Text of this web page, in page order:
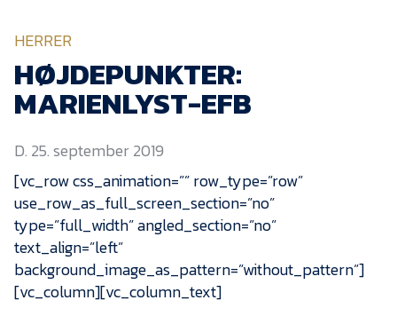
NYHEDER
EfB Akademi
Sydvestjysk Fodbold
Samarbejde
Partnere
Blue Water Arena
Aktionærinformation
HERRER
HØJDEPUNKTER:
MARIENLYST-EFB
D. 25. september 2019
[vc_row css_animation=”” row_type=”row”
use_row_as_full_screen_section=”no”
type=”full_width” angled_section=”no”
text_align=”left”
background_image_as_pattern=”without_pattern”]
[vc_column][vc_column_text]